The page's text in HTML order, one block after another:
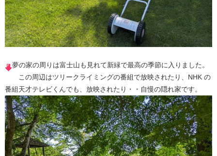
夢の家の周りは富士山も見れて新緑で最高の季節に入りました。
この周辺はツリークライミングの番組で放映されたり、NHK の
番組天才テレビくんでも、放映されたり・・自慢の隠れ家です。